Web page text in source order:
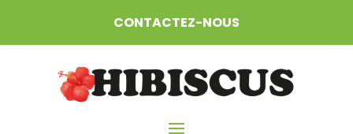
CONTACTEZ-NOUS